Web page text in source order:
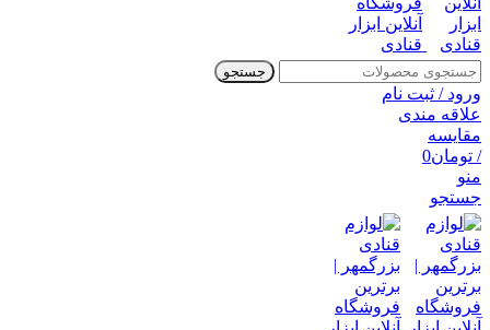
جستجو
ورود / ثبت نام
علاقه مندی
مقایسه
/ تومان0
منو
جستجو